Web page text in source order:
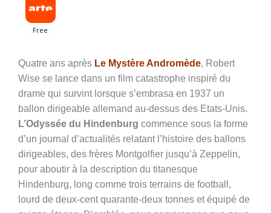
Quatre ans après Le Mystère Andromède, Robert
Wise se lance dans un film catastrophe inspiré du
drame qui survint lorsque s’embrasa en 1937 un
ballon dirigeable allemand au-dessus des Etats-Unis.
L’Odyssée du Hindenburg commence sous la forme
d’un journal d’actualités relatant l’histoire des ballons
dirigeables, des frères Montgolfier jusqu’à Zeppelin,
pour aboutir à la description du titanesque
Hindenburg, long comme trois terrains de football,
lourd de deux-cent quarante-deux tonnes et équipé de